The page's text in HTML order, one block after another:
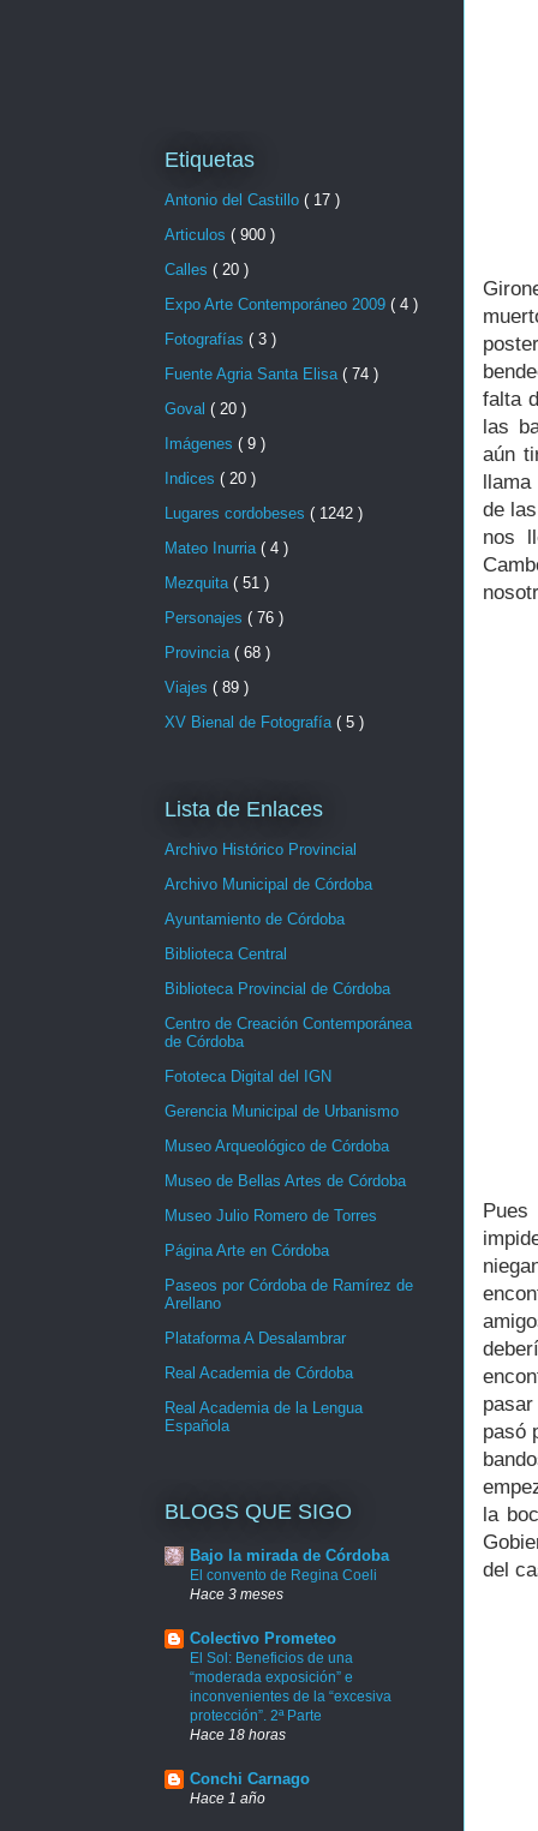
falta
las
aún
llama
de
nos
pasó
la
del
Etiquetas
Antonio del Castillo ( 17 )
Articulos ( 900 )
Calles ( 20 )
Expo Arte Contemporáneo 2009 ( 4 )
Fotografías ( 3 )
Fuente Agria Santa Elisa ( 74 )
Goval ( 20 )
Imágenes ( 9 )
Indices ( 20 )
Lugares cordobeses ( 1242 )
Mateo Inurria ( 4 )
Mezquita ( 51 )
Personajes ( 76 )
Provincia ( 68 )
Viajes ( 89 )
XV Bienal de Fotografía ( 5 )
Lista de Enlaces
Archivo Histórico Provincial
Archivo Municipal de Córdoba
Ayuntamiento de Córdoba
Biblioteca Central
Biblioteca Provincial de Córdoba
Centro de Creación Contemporánea
de Córdoba
Fototeca Digital del IGN
Gerencia Municipal de Urbanismo
Museo Arqueológico de Córdoba
Museo de Bellas Artes de Córdoba
Museo Julio Romero de Torres
Página Arte en Córdoba
Paseos por Córdoba de Ramírez de
Arellano
Plataforma A Desalambrar
Real Academia de Córdoba
Real Academia de la Lengua
Española
BLOGS QUE SIGO
Bajo la mirada de Córdoba
El convento de Regina Coeli
Hace 3 meses
Colectivo Prometeo
El Sol: Beneficios de una
“moderada exposición” e
inconvenientes de la “excesiva
protección”. 2ª Parte
Hace 18 horas
Conchi Carnago
Hace 1 año